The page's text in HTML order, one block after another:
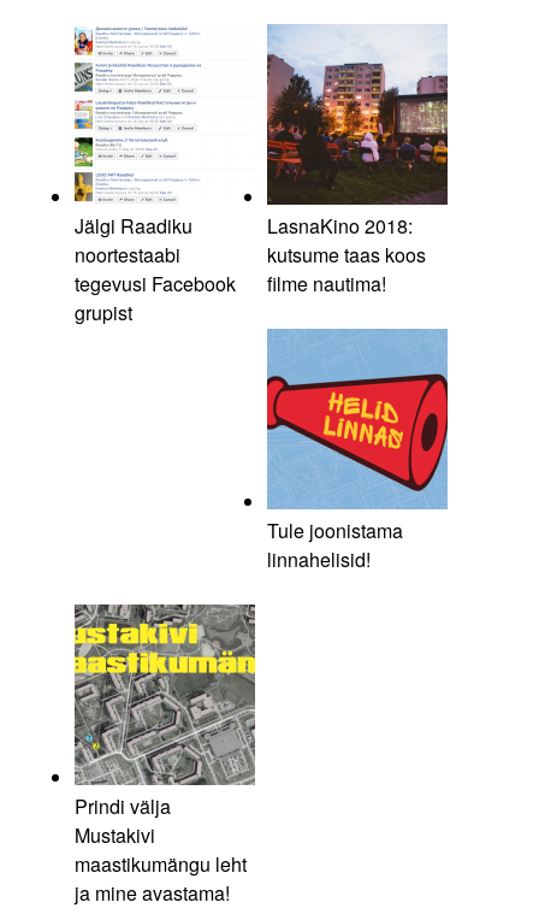
Jälgi Raadiku
noortestaabi
tegevusi Facebook
grupist
LasnaKino 2018:
kutsume taas koos
filme nautima!
Tule joonistama
linnahelisid!
Prindi välja
Mustakivi
maastikumängu leht
ja mine avastama!